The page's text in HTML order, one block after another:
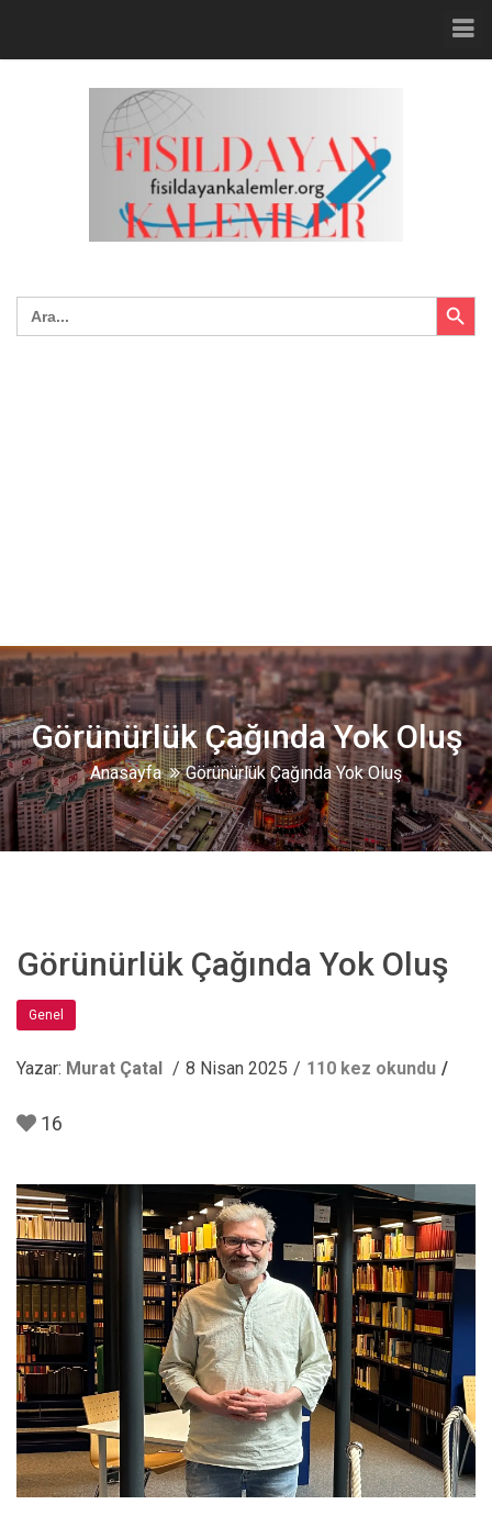
Search
for:
Search Button
Görünürlük Çağında Yok Oluş
Anasayfa Görünürlük Çağında Yok Oluş
Görünürlük Çağında Yok Oluş
Genel
Yazar: Murat Çatal 8 Nisan 2025 110 kez okundu
16